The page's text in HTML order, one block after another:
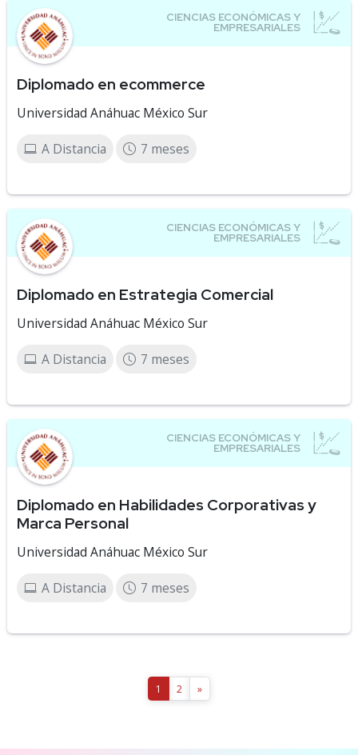
Diplomado en ecommerce
Universidad Anáhuac México Sur
A Distancia 7 meses
Diplomado en Estrategia Comercial
Universidad Anáhuac México Sur
A Distancia 7 meses
Diplomado en Habilidades Corporativas y
Marca Personal
Universidad Anáhuac México Sur
A Distancia 7 meses
1 2 »